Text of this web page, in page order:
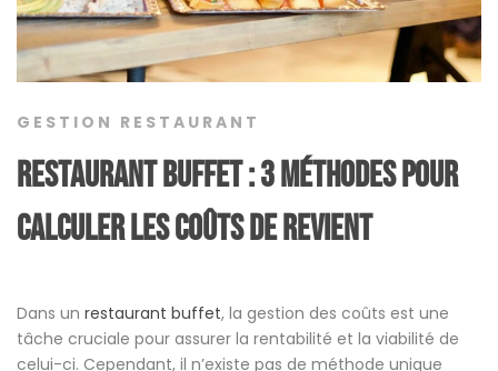
GESTION RESTAURANT
Restaurant buffet : 3 méthodes pour
Calculer les Coûts de revient
Dans un restaurant buffet, la gestion des coûts est une
tâche cruciale pour assurer la rentabilité et la viabilité de
celui-ci. Cependant, il n’existe pas de méthode unique